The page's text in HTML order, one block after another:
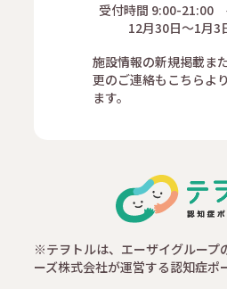
受付時間 9:00-21:00
12月30日～1月3
施設情報の新規掲載ま
更のご連絡もこちらよ
ます。
※テヲトルは、エーザイグループ
ーズ株式会社が運営する認知症ポ